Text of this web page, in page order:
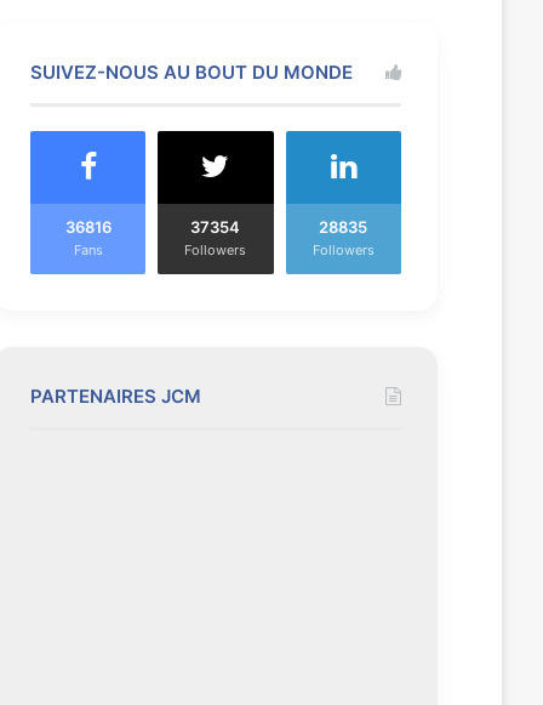
SUIVEZ-NOUS AU BOUT DU MONDE
36816
Fans
37354
Followers
28835
Followers
PARTENAIRES JCM